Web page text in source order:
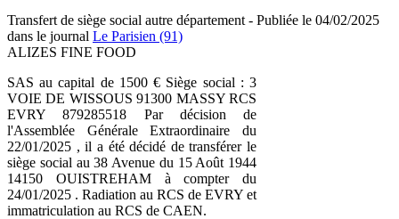
Transfert de siège social autre département - Publiée le 04/02/2025
dans le journal Le Parisien (91)
ALIZES FINE FOOD
SAS au capital de 1500 € Siège social : 3
VOIE DE WISSOUS 91300 MASSY RCS
EVRY 879285518 Par décision de
l'Assemblée Générale Extraordinaire du
22/01/2025 , il a été décidé de transférer le
siège social au 38 Avenue du 15 Août 1944
14150 OUISTREHAM à compter du
24/01/2025 . Radiation au RCS de EVRY et
immatriculation au RCS de CAEN.